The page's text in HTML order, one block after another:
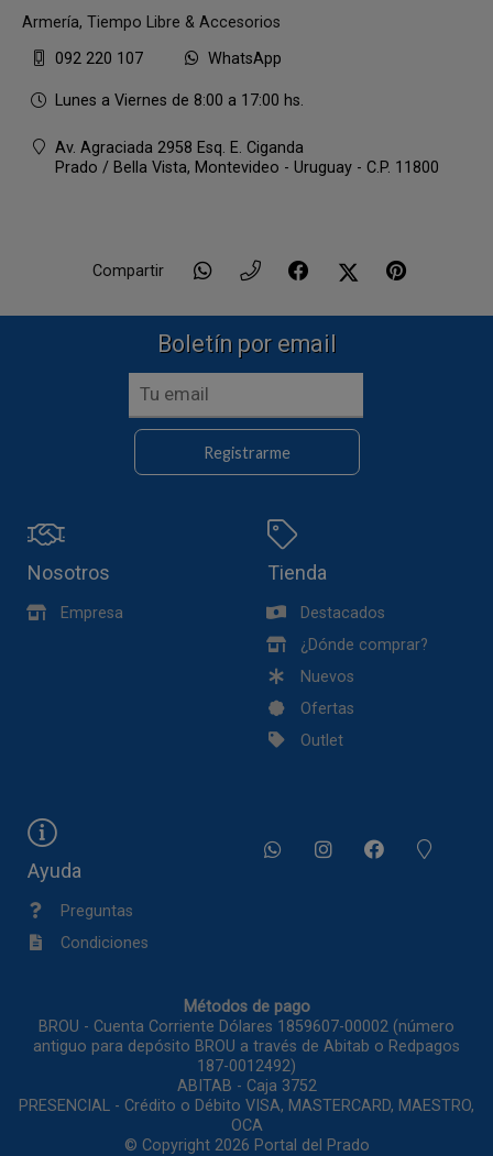
Armería, Tiempo Libre & Accesorios
092 220 107
WhatsApp
Lunes a Viernes de 8:00 a 17:00 hs.
Av. Agraciada 2958 Esq. E. Ciganda
Prado / Bella Vista, Montevideo - Uruguay - C.P. 11800
Compartir
Boletín por email
Registrarme
Nosotros
Empresa
Tienda
Destacados
¿Dónde comprar?
Nuevos
Ofertas
Outlet
Ayuda
Preguntas
Condiciones
Métodos de pago
BROU - Cuenta Corriente Dólares 1859607-00002 (número
antiguo para depósito BROU a través de Abitab o Redpagos
187-0012492)
ABITAB - Caja 3752
PRESENCIAL - Crédito o Débito VISA, MASTERCARD, MAESTRO,
OCA
© Copyright 2026 Portal del Prado